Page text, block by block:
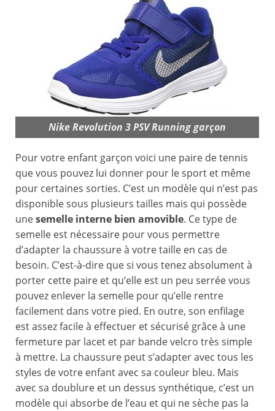
Nike Revolution 3 PSV Running garçon
Pour votre enfant garçon voici une paire de tennis
que vous pouvez lui donner pour le sport et même
pour certaines sorties. C’est un modèle qui n’est pas
disponible sous plusieurs tailles mais qui possède
unesemelle interne bien amovible. Ce type de
semelle est nécessaire pour vous permettre
d’adapter la chaussure à votre taille en cas de
besoin. C’est-à-dire que si vous tenez absolument à
porter cette paire et qu’elle est un peu serrée vous
pouvez enlever la semelle pour qu’elle rentre
facilement dans votre pied. En outre, son enfilage
est assez facile à effectuer et sécurisé grâce à une
fermeture par lacet et par bande velcro très simple
à mettre. La chaussure peut s’adapter avec tous les
styles de votre enfant avec sa couleur bleu. Mais
avec sa doublure et un dessus synthétique, c’est un
modèle qui absorbe de l’eau et qui ne sèche pas la